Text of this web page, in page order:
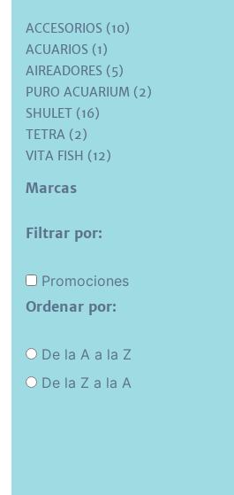
ACCESORIOS (10)
ACUARIOS (1)
AIREADORES (5)
PURO ACUARIUM (2)
SHULET (16)
TETRA (2)
VITA FISH (12)
Marcas
Filtrar por:
Promociones
Ordenar por:
De la A a la Z
De la Z a la A